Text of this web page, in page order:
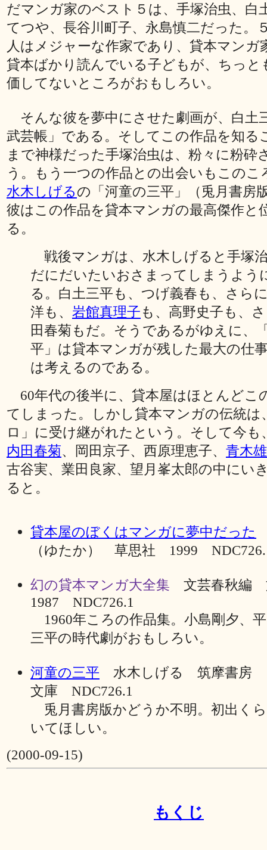
だマンガ家のベスト５は、手塚治虫、白
てつや、長谷川町子、永島慎二だった。
人はメジャーな作家であり、貸本マンガ
貸本ばかり読んでいる子どもが、ちっと
価してないところがおもしろい。
そんな彼を夢中にさせた劇画が、白土
武芸帳」である。そしてこの作品を知る
まで神様だった手塚治虫は、粉々に粉砕
う。もう一つの作品との出会いもこのこ
水木しげるの「河童の三平」（兎月書房
彼はこの作品を貸本マンガの最高傑作と
る。
戦後マンガは、水木しげると手塚
だにだいたいおさまってしまうよう
る。白土三平も、つげ義春も、さら
洋も、 岩館真理子も、高野史子も、
田春菊もだ。そうであるがゆえに、
平」は貸本マンガが残した最大の仕
は考えるのである。
60年代の後半に、貸本屋はほとんどこ
てしまった。しかし貸本マンガの伝統は
ロ」に受け継がれたという。そして今も
内田春菊、岡田京子、西原理恵子、 青木
古谷実、業田良家、望月峯太郎の中にい
ると。
貸本屋のぼくはマンガに夢中だった
（ゆたか） 草思社 1999
幻の貸本マンガ大全集 文芸春秋編
1987 NDC726.1
1960年ころの作品集。小島剛夕、
三平の時代劇がおもしろい。
河童の三平 水木しげる 筑摩書房
文庫 NDC726.1
兎月書房版かどうか不明。初出く
いてほしい。
(2000-09-15)
もくじ